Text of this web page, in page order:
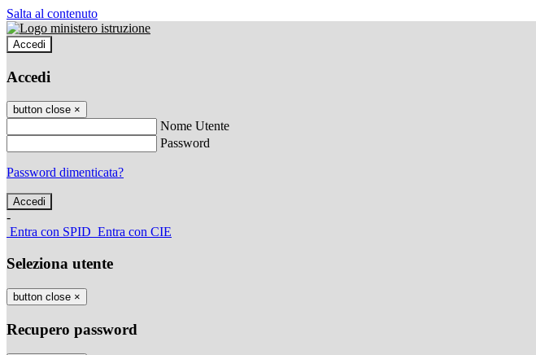
Salta al contenuto
Accedi
Accedi
button close ×
Nome Utente
Password
Password dimenticata?
-
Entra con SPID Entra con CIE
Seleziona utente
button close ×
Recupero password